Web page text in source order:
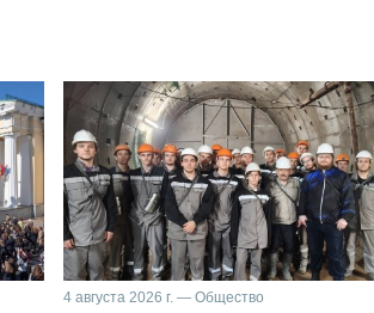
4 августа 2026 г. — Общество